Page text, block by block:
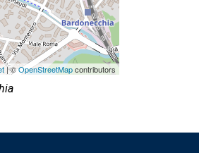
| ©OpenStreetMapcontributors